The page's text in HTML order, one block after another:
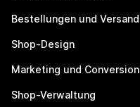
Bestellungen und Versand
Shop-Design
Marketing und Conversion
Shop-Verwaltung